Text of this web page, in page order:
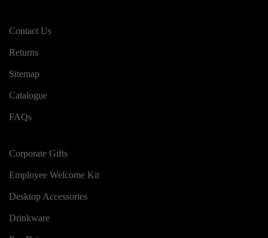
Contact Us
Returns
Sitemap
Catalogue
FAQs
Corporate Gifts
Employee Welcome Kit
Desktop Accessories
Drinkware